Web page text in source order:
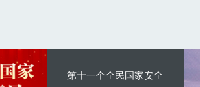
第十一个全民国家安全